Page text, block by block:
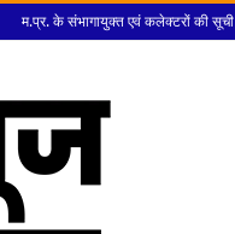
म.प्र. के संभागायुक्त एवं कलेक्टरों की सूची